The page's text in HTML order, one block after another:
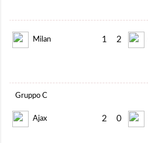
Milan 1 2
Gruppo C
Ajax 2 0